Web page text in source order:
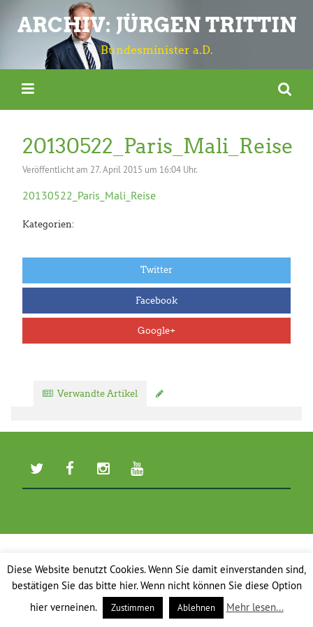
ARCHIV: JÜRGEN TRITTIN
Bundesminister a.D.
20130522_Paris_Mali_Reise
Veröffentlicht am 27. April 2015 um 16:04 Uhr.
20130522_Paris_Mali_Reise
Kategorien:
Twitter
Facebook
Google+
Verwandte Artikel
Diese Website benutzt Cookies. Wenn Sie damit einverstanden sind,
bestätigen Sie das bitte hier. Wenn nicht können Sie diese Option
hier verneinen.
Zustimmen Ablehnen Mehr lesen...